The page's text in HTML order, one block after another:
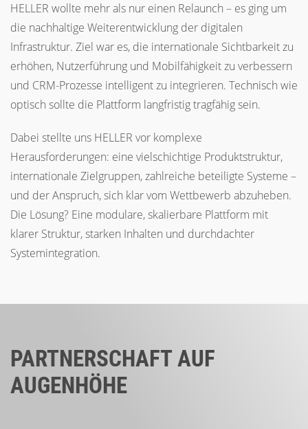
HELLER wollte mehr als nur einen Relaunch – es ging um
die nachhaltige Weiterentwicklung der digitalen
Infrastruktur. Ziel war es, die internationale Sichtbarkeit zu
erhöhen, Nutzerführung und Mobilfähigkeit zu verbessern
und CRM-Prozesse intelligent zu integrieren. Technisch wie
optisch sollte die Plattform langfristig tragfähig sein.
Dabei stellte uns HELLER vor komplexe
Herausforderungen: eine vielschichtige Produktstruktur,
internationale Zielgruppen, zahlreiche beteiligte Systeme –
und der Anspruch, sich klar vom Wettbewerb abzuheben.
Die Lösung? Eine modulare, skalierbare Plattform mit
klarer Struktur, starken Inhalten und durchdachter
Systemintegration.
PARTNERSCHAFT AUF
AUGENHÖHE